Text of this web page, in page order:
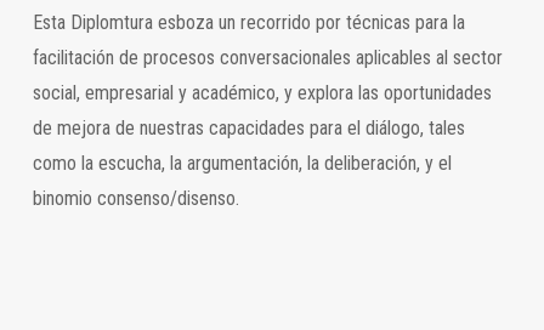
Esta Diplomtura esboza un recorrido por técnicas para la
facilitación de procesos conversacionales aplicables al sector
social, empresarial y académico, y explora las oportunidades
de mejora de nuestras capacidades para el diálogo, tales
como la escucha, la argumentación, la deliberación, y el
binomio consenso/disenso.